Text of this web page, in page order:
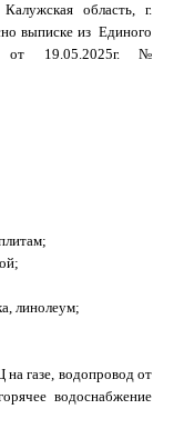
область, г.
выписке из Единого
от 19.05.2025г. №
линолеум;
газе, водопровод от
водоснабжение